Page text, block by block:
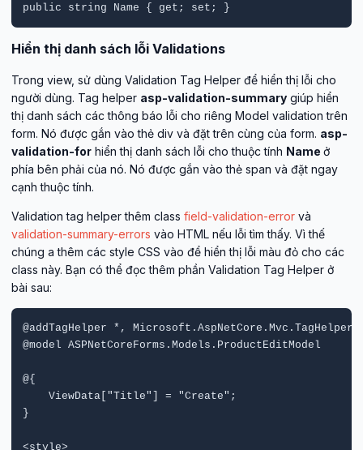
public string Name { get; set; }
Hiển thị danh sách lỗi Validations
Trong view, sử dùng Validation Tag Helper để hiển thị lỗi cho
người dùng. Tag helper asp-validation-summary giúp hiển
thị danh sách các thông báo lỗi cho riêng Model validation trên
form. Nó được gắn vào thẻ div và đặt trên cùng của form. asp-
validation-for hiển thị danh sách lỗi cho thuộc tính Name ở
phía bên phải của nó. Nó được gắn vào thẻ span và đặt ngay
cạnh thuộc tính.
Validation tag helper thêm class field-validation-error và
validation-summary-errors vào HTML nếu lỗi tìm thấy. Vì thế
chúng a thêm các style CSS vào để hiển thị lỗi màu đỏ cho các
class này. Bạn có thể đọc thêm phần Validation Tag Helper ở
bài sau:
@addTagHelper *, Microsoft.AspNetCore.Mvc.TagHelpers
@model ASPNetCoreForms.Models.ProductEditModel
@{
    ViewData["Title"] = "Create";
}
<style>